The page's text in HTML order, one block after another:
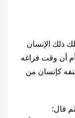
ذلك الإنسان
أم أن وقت فراغه
كإنسان من
قال: